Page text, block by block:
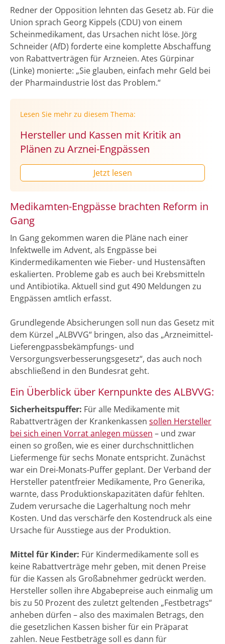
Redner der Opposition lehnten das Gesetz ab. Für die
Union sprach Georg Kippels (CDU) von einem
Scheinmedikament, das Ursachen nicht löse. Jörg
Schneider (AfD) forderte eine komplette Abschaffung
von Rabattverträgen für Arzneien. Ates Gürpinar
(Linke) monierte: „Sie glauben, einfach mehr Geld bei
der Pharmaindustrie löst das Problem.“
Lesen Sie mehr zu diesem Thema:
Hersteller und Kassen mit Kritik an
Plänen zu Arznei-Engpässen
Jetzt lesen
Medikamten-Engpässe brachten Reform in
Gang
In Gang gekommen waren die Pläne nach einer
Infektwelle im Advent, als Engpässe bei
Kindermedikamenten wie Fieber- und Hustensäften
eskalierten. Probleme gab es auch bei Krebsmitteln
und Antibiotika. Aktuell sind gut 490 Meldungen zu
Engpässen amtlich erfasst.
Grundlegende Absicherungen soll nun das Gesetz mit
dem Kürzel „ALBVVG“ bringen, also das „Arzneimittel-
Lieferengpassbekämpfungs- und
Versorgungsverbesserungsgesetz“, das auch noch
abschließend in den Bundesrat geht.
Ein Überblick über Kernpunkte des ALBVVG:
Sicherheitspuffer: Für alle Medikamente mit
Rabattverträgen der Krankenkassen sollen Hersteller
bei sich einen Vorrat anlegen müssen – und zwar
einen so großen, wie es einer durchschnittlichen
Liefermenge für sechs Monate entspricht. Zunächst
war ein Drei-Monats-Puffer geplant. Der Verband der
Hersteller patentfreier Medikamente, Pro Generika,
warnte, dass Produktionskapazitäten dafür fehlten.
Zudem verursache die Lagerhaltung noch mehr
Kosten. Und das verschärfe den Kostendruck als eine
Ursache für Ausstiege aus der Produktion.
Mittel für Kinder: Für Kindermedikamente soll es
keine Rabattverträge mehr geben, mit denen Preise
für die Kassen als Großabnehmer gedrückt werden.
Hersteller sollen ihre Abgabepreise auch einmalig um
bis zu 50 Prozent des zuletzt geltenden „Festbetrags“
anheben dürfen – also des maximalen Betrags, den
die gesetzlichen Kassen bisher für ein Präparat
zahlen. Neue Festbeträge soll es dann für